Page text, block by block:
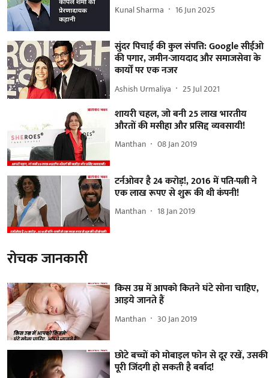
Kunal Sharma 16 Jun 2025
सुंदर पिचाई की कुल संपत्ति: Google सीईओ
की पगार, जमीन-जायदाद और समाजसेवा के
कार्यों पर एक नजर
Ashish Urmaliya 25 Jul 2021
शायरी चहल, जो बनी 25 लाख भारतीय
औरतों की मसीहा और प्रसिद्द व्यवसायी!
Manthan 08 Jan 2019
टर्नओवर है 24 करोड़!, 2016 में पति-पत्नी ने
एक लाख रूपए से शुरू की थी कंपनी!
Manthan 18 Jan 2019
रोचक जानकारी
किस उम्र में आपको कितने घंटे सोना चाहिए,
आइये जानते हैं
Manthan 30 Jan 2019
छोटे बच्चों को मोबाइल फोन से दूर रखें, उसकी
पूरी जिंदगी हो सकती है बर्बाद!